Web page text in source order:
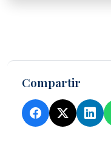
Compartir